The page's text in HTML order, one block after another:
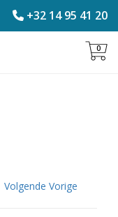
+32 14 95 41 20
0
Volgende Vorige